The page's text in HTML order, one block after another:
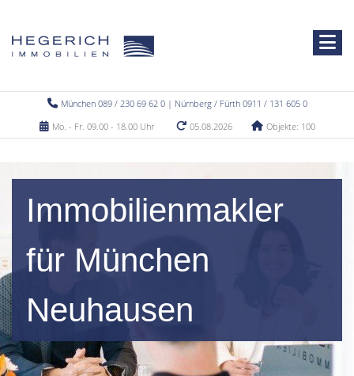
München 089 / 230 69 62 0 | Nürnberg / Fürth 0911 / 131 605 0
Mo. - Fr. 09.00 - 18.00 Uhr
05.08.2026 Objekte: 100
Immobilienmakler
für München
Neuhausen